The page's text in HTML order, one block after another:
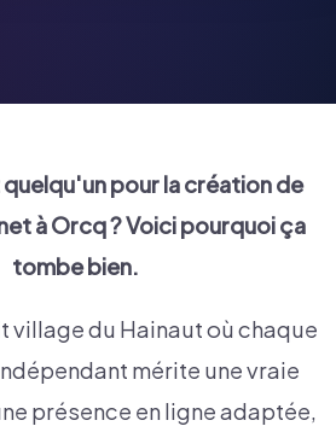
pour la création de
àOrcq? Voici pourquoi ça
tombe bien.
village du Hainaut où chaque
mérite une vraie
présence en ligne adaptée,